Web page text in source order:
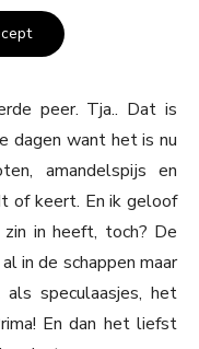
peer. Tja.. Dat is
dagen want het is nu
amandelspijs en
of keert. En ik geloof
in heeft, toch? De
in de schappen maar
speculaasjes, het
En dan het liefst